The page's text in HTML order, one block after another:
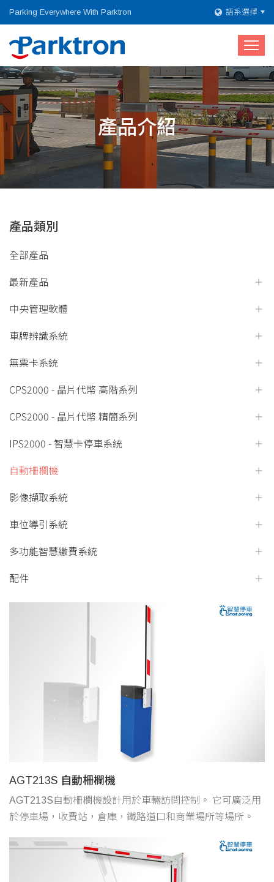
Parking Everywhere With Parktron 語系選擇
產品介紹
AGT213S 自動柵欄機
AGT213S自動柵欄機設計用於車輛訪問控制。 它可廣泛用
於停車場，收費站，倉庫，鐵路道口和商業場所等場所。
產品類別
全部產品
最新產品
中央管理軟體
車牌辨識系統
無票卡系統
CPS2000 - 晶片代幣 高階系列
CPS2000 - 晶片代幣 精簡系列
IPS2000 - 智慧卡停車系統
自動柵欄機
影像擷取系統
車位導引系統
多功能智慧繳費系統
配件